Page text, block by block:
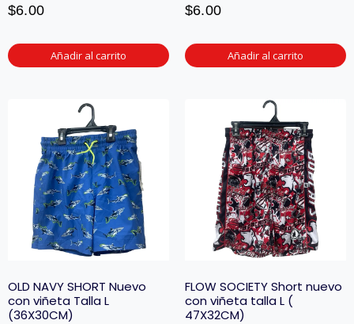
$6.00
Añadir al carrito
$6.00
Añadir al carrito
OLD NAVY SHORT Nuevo
con viñeta Talla L
(36X30CM)
FLOW SOCIETY Short nuevo
con viñeta talla L (
47X32CM)